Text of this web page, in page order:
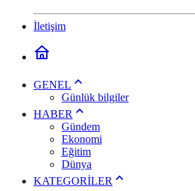
İletişim
GENEL
Günlük bilgiler
HABER
Gündem
Ekonomi
Eğitim
Dünya
KATEGORİLER